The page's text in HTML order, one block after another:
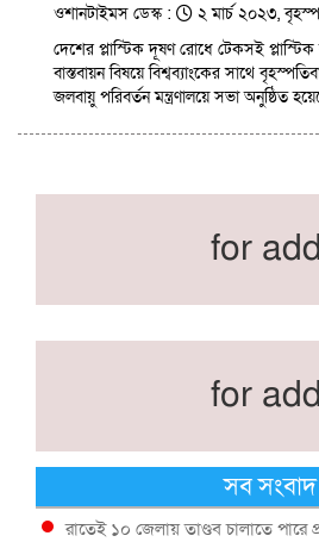
ওশানটাইমস ডেস্ক :
২ মার্চ ২০২৩,
দেশের প্লাস্টিক দূষণ রোধে টেকসই প্লাস্টিক
বাস্তবায়ন বিষয়ে বিশ্বব্যাংকের সাথে
জলবায়ু পরিবর্তন মন্ত্রণালয়ে সভা অনুষ্ঠিত
for add
for add
সব সংবাদ
রাতেই ১০ জেলায় তাণ্ডব চালাতে পারে